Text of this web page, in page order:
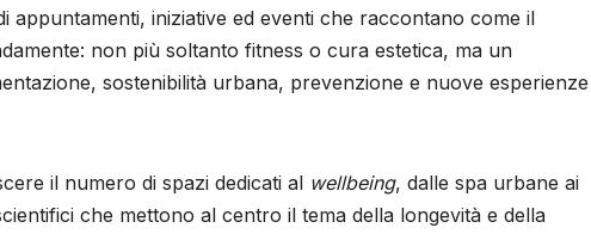
appuntamenti, iniziative ed eventi che raccontano come il
non più soltanto fitness o cura estetica, ma un
sostenibilità urbana, prevenzione e nuove esperienze
il numero di spazi dedicati al wellbeing, dalle spa urbane ai
che mettono al centro il tema della longevità e della